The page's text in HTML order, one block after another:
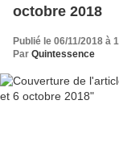
octobre 2018
Publié le 06/11/2018 à
Par Quintessence